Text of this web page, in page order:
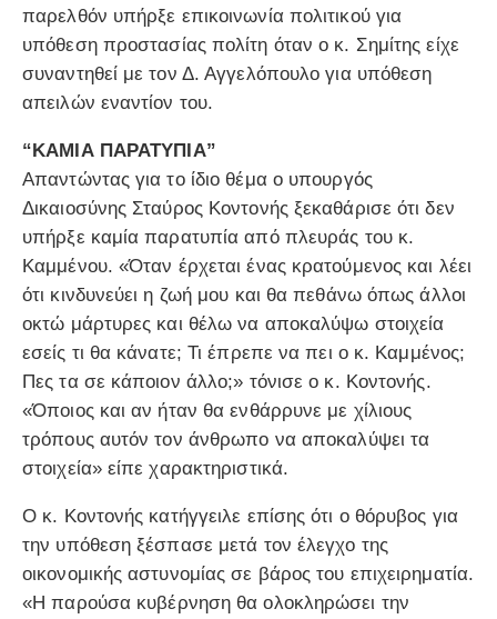
παρελθόν υπήρξε επικοινωνία πολιτικού για
υπόθεση προστασίας πολίτη όταν ο κ. Σημίτης είχε
συναντηθεί με τον Δ. Αγγελόπουλο για υπόθεση
απειλών εναντίον του.
“ΚΑΜΙΑ ΠΑΡΑΤΥΠΙΑ”
Απαντώντας για το ίδιο θέμα ο υπουργός
Δικαιοσύνης Σταύρος Κοντονής ξεκαθάρισε ότι δεν
υπήρξε καμία παρατυπία από πλευράς του κ.
Καμμένου. «Όταν έρχεται ένας κρατούμενος και λέει
ότι κινδυνεύει η ζωή μου και θα πεθάνω όπως άλλοι
οκτώ μάρτυρες και θέλω να αποκαλύψω στοιχεία
εσείς τι θα κάνατε; Τι έπρεπε να πει ο κ. Καμμένος;
Πες τα σε κάποιον άλλο;» τόνισε ο κ. Κοντονής.
«Όποιος και αν ήταν θα ενθάρρυνε με χίλιους
τρόπους αυτόν τον άνθρωπο να αποκαλύψει τα
στοιχεία» είπε χαρακτηριστικά.
Ο κ. Κοντονής κατήγγειλε επίσης ότι ο θόρυβος για
την υπόθεση ξέσπασε μετά τον έλεγχο της
οικονομικής αστυνομίας σε βάρος του επιχειρηματία.
«Η παρούσα κυβέρνηση θα ολοκληρώσει την